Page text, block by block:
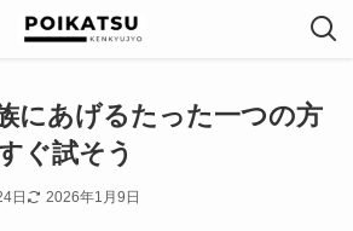
にあげるたった一つの方
ぐ試そう
日 2026年1月9日